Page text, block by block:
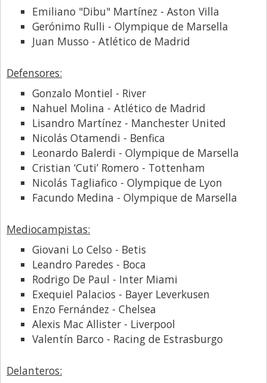
Política
Publicidad y Marketing
Real Estate y Propiedades
Responsabilidad Social
Salidas
Santa Fe
Show Business
Sociedad
Tecnología
Tendencias
Emiliano "Dibu" Martínez - Aston Villa
Gerónimo Rulli - Olympique de Marsella
Juan Musso - Atlético de Madrid
Defensores:
Gonzalo Montiel - River
Nahuel Molina - Atlético de Madrid
Lisandro Martínez - Manchester United
Nicolás Otamendi - Benfica
Leonardo Balerdi - Olympique de Marsella
Cristian ‘Cuti’ Romero - Tottenham
Nicolás Tagliafico - Olympique de Lyon
Facundo Medina - Olympique de Marsella
Mediocampistas:
Giovani Lo Celso - Betis
Leandro Paredes - Boca
Rodrigo De Paul - Inter Miami
Exequiel Palacios - Bayer Leverkusen
Enzo Fernández - Chelsea
Alexis Mac Allister - Liverpool
Valentín Barco - Racing de Estrasburgo
Delanteros: